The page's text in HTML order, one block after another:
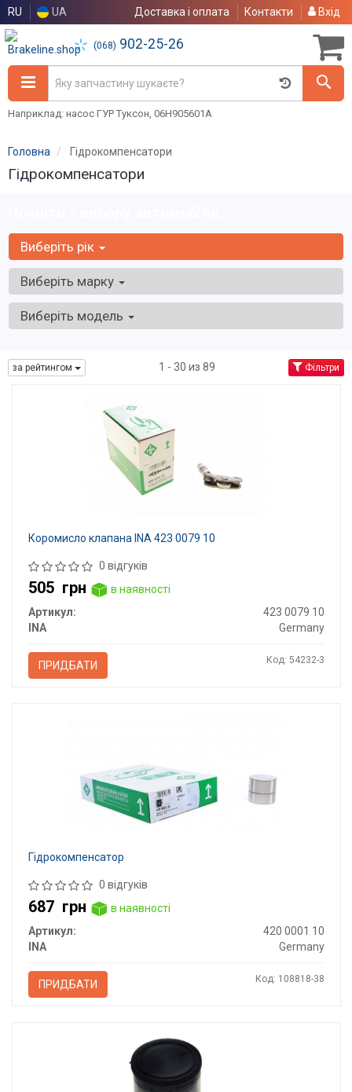
RU UA Доставка і оплата Контакти Вхід
(068) 902-25-26
Наприклад: насос ГУР Туксон, 06H905601A
Головна Гідрокомпенсатори
Гідрокомпенсатори
Виберіть рік
Виберіть марку
Виберіть модель
за рейтингом 1 - 30 из 89 Фільтри
Коромисло клапана INA 423 0079 10
0 відгуків
505 грн
в наявності
Артикул:
423 0079 10
INA
Germany
ПРИДБАТИ Код: 54232-3
Гідрокомпенсатор
0 відгуків
687 грн
в наявності
Артикул:
420 0001 10
INA
Germany
ПРИДБАТИ Код: 108818-38